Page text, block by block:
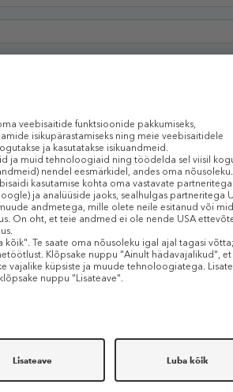
ja nõustuntingimustega
teel
uudiskirja oma e-posti aadressile